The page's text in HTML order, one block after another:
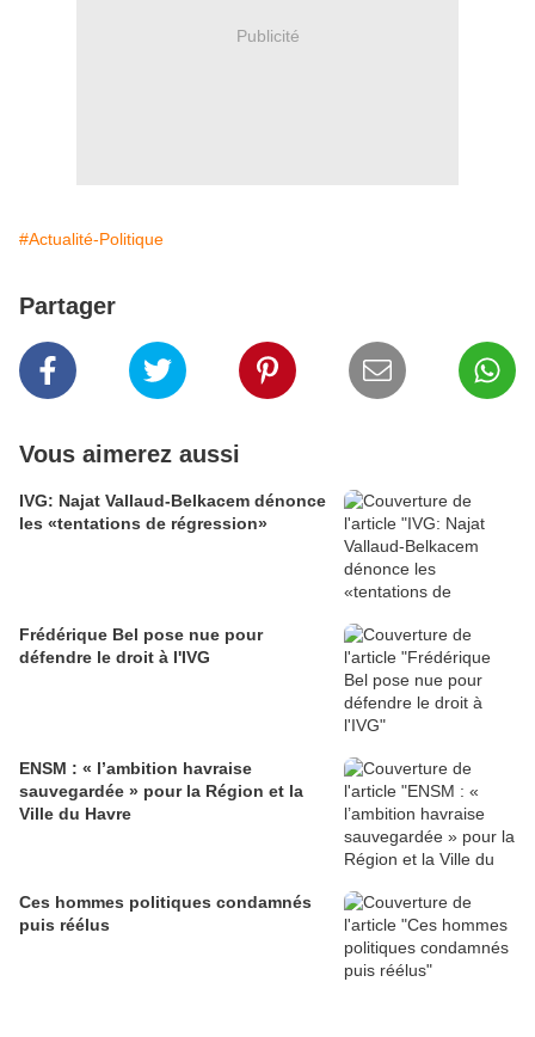
Publicité
#Actualité-Politique
Partager
Vous aimerez aussi
IVG: Najat Vallaud-Belkacem dénonce
les «tentations de régression»
Frédérique Bel pose nue pour
défendre le droit à l'IVG
ENSM : « l’ambition havraise
sauvegardée » pour la Région et la
Ville du Havre
Ces hommes politiques condamnés
puis réélus